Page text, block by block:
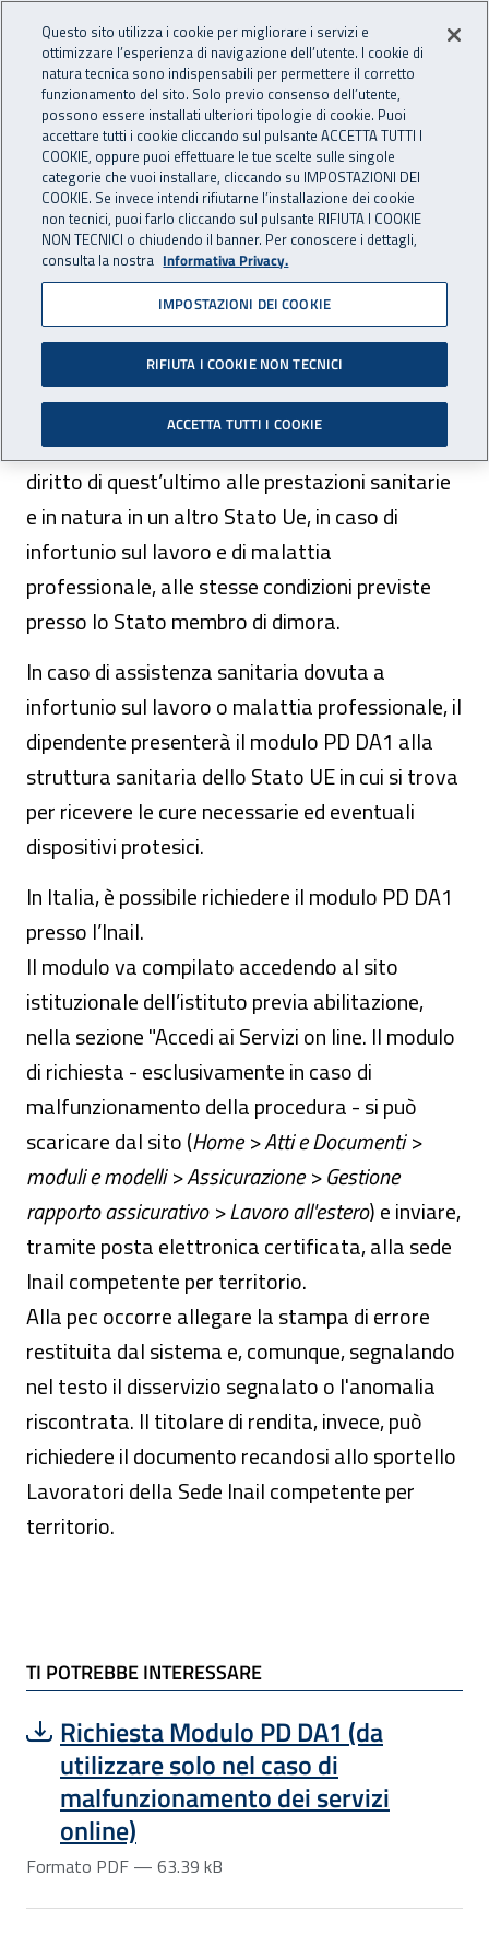
INAIL - Istituto Nazionale
ASSICURAZIONE Apri cerca
Navigazione principale
Navigazione - Ti trovi in:
Home Assicurazione
Datore di lavoro
Impresa con dipendenti all'estero
PD DA1
PD DA1
L’impresa che vuole distaccare
temporaneamente dei lavoratori in un altro
Stato dell’Ue deve richiedere l’emissione del
modulo PD DA1 per il lavoratore, attestante il
diritto di quest’ultimo alle prestazioni sanitarie
e in natura in un altro Stato Ue, in caso di
infortunio sul lavoro e di malattia
professionale, alle stesse condizioni previste
presso lo Stato membro di dimora.
In caso di assistenza sanitaria dovuta a
infortunio sul lavoro o malattia professionale, il
dipendente presenterà il modulo PD DA1 alla
struttura sanitaria dello Stato UE in cui si trova
per ricevere le cure necessarie ed eventuali
dispositivi protesici.
In Italia, è possibile richiedere il modulo PD DA1
presso l’Inail.
Il modulo va compilato accedendo al sito
istituzionale dell’istituto previa abilitazione,
nella sezione "Accedi ai Servizi on line. Il modulo
di richiesta - esclusivamente in caso di
malfunzionamento della procedura - si può
scaricare dal sito (Home > Atti e Documenti >
moduli e modelli > Assicurazione > Gestione
rapporto assicurativo > Lavoro all'estero) e inviare,
tramite posta elettronica certificata, alla sede
Inail competente per territorio.
Alla pec occorre allegare la stampa di errore
restituita dal sistema e, comunque, segnalando
nel testo il disservizio segnalato o l'anomalia
riscontrata. Il titolare di rendita, invece, può
richiedere il documento recandosi allo sportello
Lavoratori della Sede Inail competente per
territorio.
TI POTREBBE INTERESSARE
Scarica file:
Richiesta Modulo PD DA1 (da
utilizzare solo nel caso di
malfunzionamento dei servizi
online)
Formato PDF — Dimensione 63.39 kB
Formato PDF — 63.39 kB
Questo sito utilizza i cookie per migliorare i servizi e
ottimizzare l’esperienza di navigazione dell’utente. I cookie di
natura tecnica sono indispensabili per permettere il corretto
funzionamento del sito. Solo previo consenso dell’utente,
possono essere installati ulteriori tipologie di cookie. Puoi
accettare tutti i cookie cliccando sul pulsante ACCETTA TUTTI I
COOKIE, oppure puoi effettuare le tue scelte sulle singole
categorie che vuoi installare, cliccando su IMPOSTAZIONI DEI
COOKIE. Se invece intendi rifiutarne l’installazione dei cookie
non tecnici, puoi farlo cliccando sul pulsante RIFIUTA I COOKIE
NON TECNICI o chiudendo il banner. Per conoscere i dettagli,
consulta la nostra Informativa Privacy.
IMPOSTAZIONI DEI COOKIE
RIFIUTA I COOKIE NON TECNICI
ACCETTA TUTTI I COOKIE